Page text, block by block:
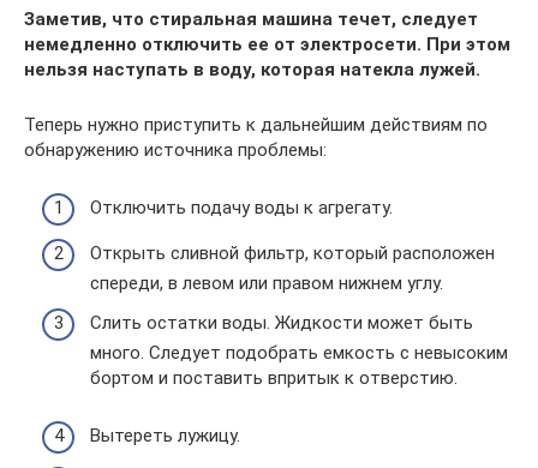
Заметив, что стиральная машина течет, следует
немедленно отключить ее от электросети. При этом
нельзя наступать в воду, которая натекла лужей.
Теперь нужно приступить к дальнейшим действиям по
обнаружению источника проблемы:
Отключить подачу воды к агрегату.
Открыть сливной фильтр, который расположен
спереди, в левом или правом нижнем углу.
Слить остатки воды. Жидкости может быть
много. Следует подобрать емкость с невысоким
бортом и поставить впритык к отверстию.
Вытереть лужицу.